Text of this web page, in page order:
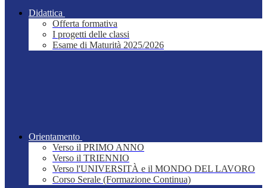
Didattica
Offerta formativa
I progetti delle classi
Esame di Maturità 2025/2026
Orientamento
Verso il PRIMO ANNO
Verso il TRIENNIO
Verso l'UNIVERSITÀ e il MONDO DEL LAVORO
Corso Serale (Formazione Continua)